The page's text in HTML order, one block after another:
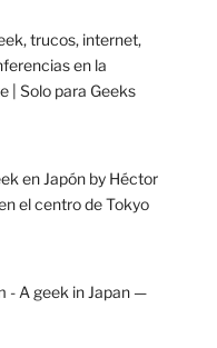
trucos, internet,
en la
| Solo para Geeks
en Japón by Héctor
el centro de Tokyo
- A geek in Japan —